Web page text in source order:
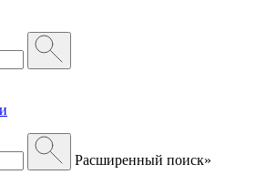
Расширенный поиск»